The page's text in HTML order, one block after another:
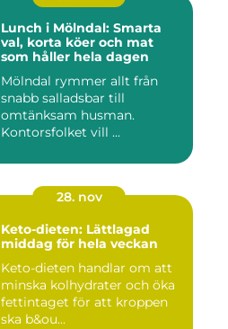
Lunch i Mölndal: Smarta
val, korta köer och mat
som håller hela dagen
Mölndal rymmer allt från
snabb salladsbar till
omtänksam husman.
Kontorsfolket vill ...
28. nov
Keto-dieten: Lättlagad
middag för hela veckan
Keto-dieten handlar om att
minska kolhydrater och öka
fettintaget för att kroppen
ska b&ou...